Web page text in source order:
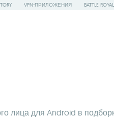
VPN-ПРИЛОЖЕНИЯ BATTLE
лица для Android в